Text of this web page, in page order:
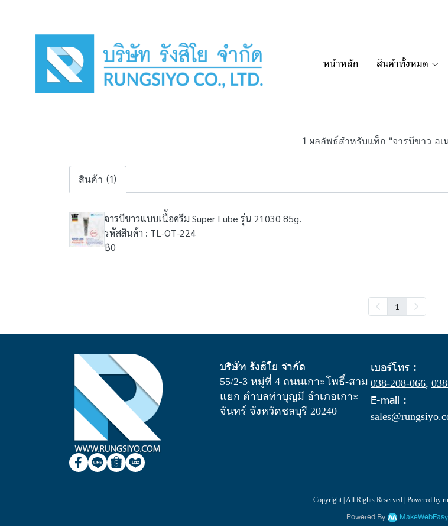
หน้าหลัก สินค้าทั้งหมด
1 ผลลัพธ์สำหรับแท็ก "จารบีขาว อเ
สินค้า (1)
จารบีขาวแบบเนื้อครีม Super Lube รุ่น 21030 85g.
รหัสสินค้า : TL-OT-224
฿0
1
บริษัท รังสิโย จำกัด
55/2-3 หมู่ที่ 4 ถนนเกาะโพธิ์-สาม
แยก ตำบลท่าบุญมี อำเภอเกาะ
จันทร์ จังหวัดชลบุรี 20240
เบอร์โทร :
038-208-066,
E-mail :
Copyright | All Rights Reserved | Powered by
Powered By MakeWebEasy